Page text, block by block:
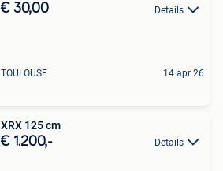
€ 30,00 Details
TOULOUSE 14 apr 26
XRX 125 cm
€ 1.200,- Details